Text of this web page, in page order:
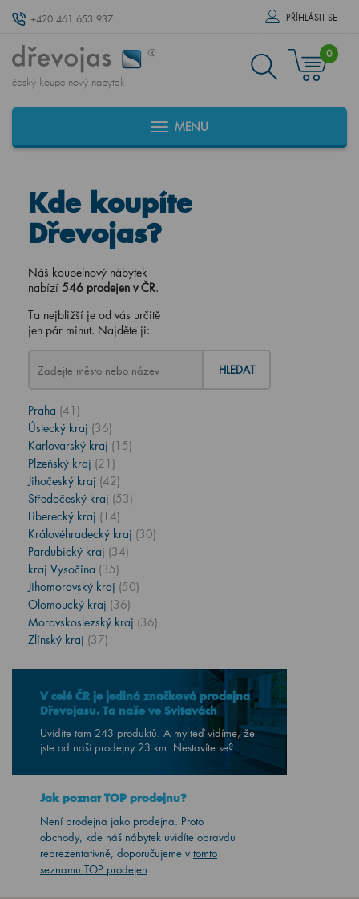
+420 461 653 937 PŘÍHLÁSIT SE
český koupelnový nábytek
0
MENU
Kde koupíte
Dřevojas?
Náš koupelnový nábytek
nabízí 546 prodejen v ČR.
Ta nejbližší je od vás určitě
jen pár minut. Najděte ji:
HLEDAT
Praha (41)
Ústecký kraj (36)
Karlovarský kraj (15)
Plzeňský kraj (21)
Jihočeský kraj (42)
Středočeský kraj (53)
Liberecký kraj (14)
Královéhradecký kraj (30)
Pardubický kraj (34)
kraj Vysočina (35)
Jihomoravský kraj (50)
Olomoucký kraj (36)
Moravskoslezský kraj (36)
Zlínský kraj (37)
V celé ČR je jediná značková prodejna
Dřevojasu. Ta naše ve Svitavách
Uvidíte tam 243 produktů. A my teď vidíme, že
jste od naší prodejny 23 km. Nestavíte se?
Jak poznat TOP prodejnu?
Není prodejna jako prodejna. Proto
obchody, kde náš nábytek uvidíte opravdu
reprezentativně, doporučujeme v tomto
seznamu TOP prodejen